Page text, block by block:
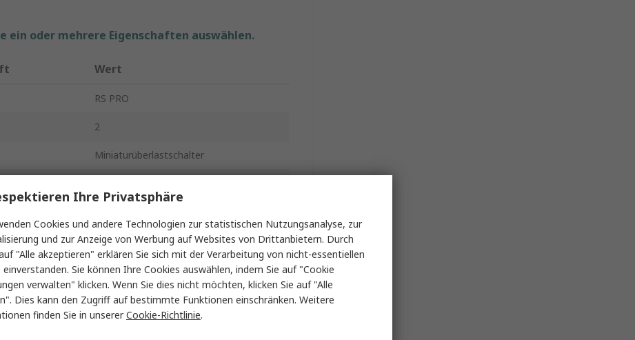
ein oder mehrere Eigenschaften auswählen.
Wert
RS PRO
2
Miniaturüberlastschalter
240V ac
240V dc
6kA
Ihre Privatsphäre
Cookies und andere Technologien zur statistischen Nutzungsanalyse, zur
und zur Anzeige von Werbung auf Websites von Drittanbietern. Durch
"Alle akzeptieren" erklären Sie sich mit der Verarbeitung von nicht-essentiellen
einverstanden. Sie können Ihre Cookies auswählen, indem Sie auf "Cookie
verwalten" klicken. Wenn Sie dies nicht möchten, klicken Sie auf "Alle
Dies kann den Zugriff auf bestimmte Funktionen einschränken. Weitere
finden Sie in unsererCookie-Richtlinie.